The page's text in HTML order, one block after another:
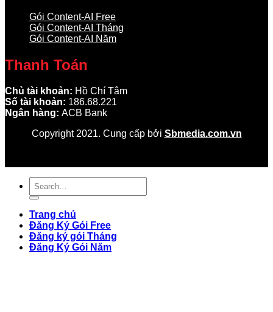
Gói Content-AI Free
Gói Content-AI Tháng
Gói Content-AI Năm
Thanh Toán
Chủ tài khoản: Hồ Chí Tâm
Số tài khoản: 186.68.221
Ngân hàng: ACB Bank
Copyright 2021. Cung cấp bởi Sbmedia.com.vn
Trang chủ
Đăng Ký Gói Free
Đăng ký gói Tháng
Đăng Ký Gói Năm